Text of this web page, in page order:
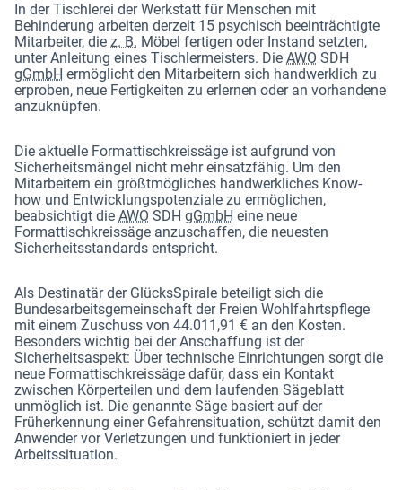
In der Tischlerei der Werkstatt für Menschen mit
Behinderung arbeiten derzeit 15 psychisch beeinträchtigte
Mitarbeiter, die z. B. Möbel fertigen oder Instand setzten,
unter Anleitung eines Tischlermeisters. Die AWO SDH
gGmbH ermöglicht den Mitarbeitern sich handwerklich zu
erproben, neue Fertigkeiten zu erlernen oder an vorhandene
anzuknüpfen.
Die aktuelle Formattischkreissäge ist aufgrund von
Sicherheitsmängel nicht mehr einsatzfähig. Um den
Mitarbeitern ein größtmögliches handwerkliches Know-
how und Entwicklungspotenziale zu ermöglichen,
beabsichtigt die AWO SDH gGmbH eine neue
Formattischkreissäge anzuschaffen, die neuesten
Sicherheitsstandards entspricht.
Als Destinatär der GlücksSpirale beteiligt sich die
Bundesarbeitsgemeinschaft der Freien Wohlfahrtspflege
mit einem Zuschuss von 44.011,91 € an den Kosten.
Besonders wichtig bei der Anschaffung ist der
Sicherheitsaspekt: Über technische Einrichtungen sorgt die
neue Formattischkreissäge dafür, dass ein Kontakt
zwischen Körperteilen und dem laufenden Sägeblatt
unmöglich ist. Die genannte Säge basiert auf der
Früherkennung einer Gefahrensituation, schützt damit den
Anwender vor Verletzungen und funktioniert in jeder
Arbeitssituation.